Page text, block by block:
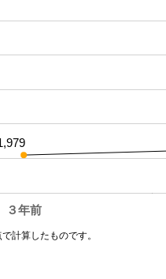
３年前
計算したものです。